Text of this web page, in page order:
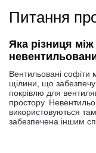
Питання
Яка різниця
Вентильовані
щілини, що
покрівлю для
простору.
використовуються
забезпечена іншим